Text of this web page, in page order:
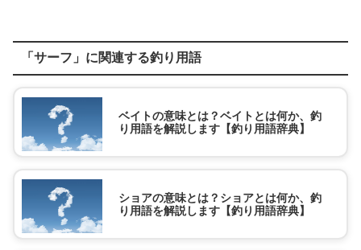
「サーフ」に関連する釣り用語
ベイトの意味とは？ベイトとは何か、釣
り用語を解説します【釣り用語辞典】
ショアの意味とは？ショアとは何か、釣
り用語を解説します【釣り用語辞典】